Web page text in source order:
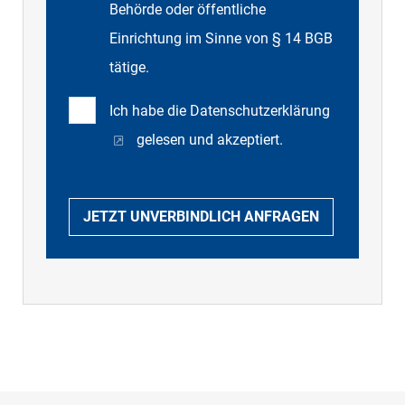
Behörde oder öffentliche
Einrichtung im Sinne von § 14 BGB
tätige.
Ich habe die Datenschutzerklärung
gelesen und akzeptiert.
JETZT UNVERBINDLICH ANFRAGEN